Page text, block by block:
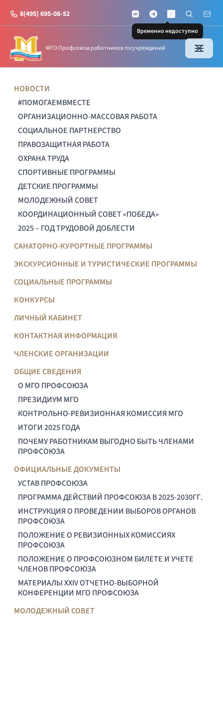
8(495) 695-08-52 VKontakteTelegramMAX
Временно недоступно
Поиск по
Почта
МГО Профсоюза работников госучреждений
НОВОСТИ
#ПОМОГАЕМВМЕСТЕ
ОРГАНИЗАЦИОННО-МАССОВАЯ РАБОТА
СОЦИАЛЬНОЕ ПАРТНЕРСТВО
ПРАВОЗАЩИТНАЯ РАБОТА
ОХРАНА ТРУДА
СПОРТИВНЫЕ ПРОГРАММЫ
ДЕТСКИЕ ПРОГРАММЫ
МОЛОДЕЖНЫЙ СОВЕТ
КООРДИНАЦИОННЫЙ СОВЕТ «ПОБЕДА»
2025 – ГОД ТРУДОВОЙ ДОБЛЕСТИ
САНАТОРНО-КУРОРТНЫЕ ПРОГРАММЫ
ЭКСКУРСИОННЫЕ И ТУРИСТИЧЕСКИЕ ПРОГРАММЫ
СОЦИАЛЬНЫЕ ПРОГРАММЫ
КОНКУРСЫ
ЛИЧНЫЙ КАБИНЕТ
КОНТАКТНАЯ ИНФОРМАЦИЯ
ЧЛЕНСКИЕ ОРГАНИЗАЦИИ
ОБЩИЕ СВЕДЕНИЯ
О МГО ПРОФСОЮЗА
ПРЕЗИДИУМ МГО
КОНТРОЛЬНО-РЕВИЗИОННАЯ КОМИССИЯ МГО
ИТОГИ 2025 ГОДА
ПОЧЕМУ РАБОТНИКАМ ВЫГОДНО БЫТЬ ЧЛЕНАМИ
ПРОФСОЮЗА
ОФИЦИАЛЬНЫЕ ДОКУМЕНТЫ
УСТАВ ПРОФСОЮЗА
ПРОГРАММА ДЕЙСТВИЙ ПРОФСОЮЗА В 2025-2030ГГ.
ИНСТРУКЦИЯ О ПРОВЕДЕНИИ ВЫБОРОВ ОРГАНОВ
ПРОФСОЮЗА
ПОЛОЖЕНИЕ О РЕВИЗИОННЫХ КОМИССИЯХ
ПРОФСОЮЗА
ПОЛОЖЕНИЕ О ПРОФСОЮЗНОМ БИЛЕТЕ И УЧЕТЕ
ЧЛЕНОВ ПРОФСОЮЗА
МАТЕРИАЛЫ XXIV ОТЧЕТНО-ВЫБОРНОЙ
КОНФЕРЕНЦИИ МГО ПРОФСОЮЗА
МОЛОДЕЖНЫЙ СОВЕТ